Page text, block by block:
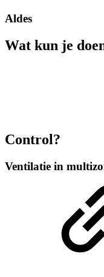
Aldes
Wat kun je
Control?
Ventilatie in